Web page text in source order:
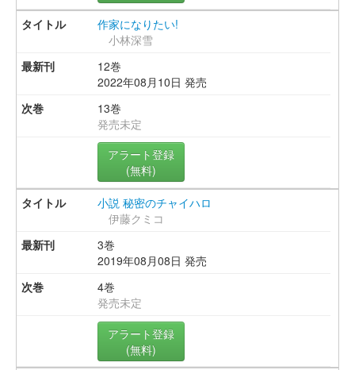
作家になりたい!
小林深雪
12巻
2022年08月10日 発売
13巻
発売未定
アラート登録
(無料)
小説 秘密のチャイハロ
伊藤クミコ
3巻
2019年08月08日 発売
4巻
発売未定
アラート登録
(無料)